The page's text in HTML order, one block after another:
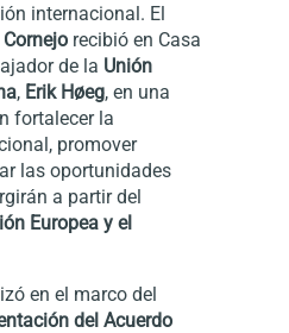
internacional. El
recibió en Casa
de la Unión
, Erik Høeg, en una
fortalecer la
promover
las oportunidades
a partir del
Europea y el
en el marco del
del Acuerdo